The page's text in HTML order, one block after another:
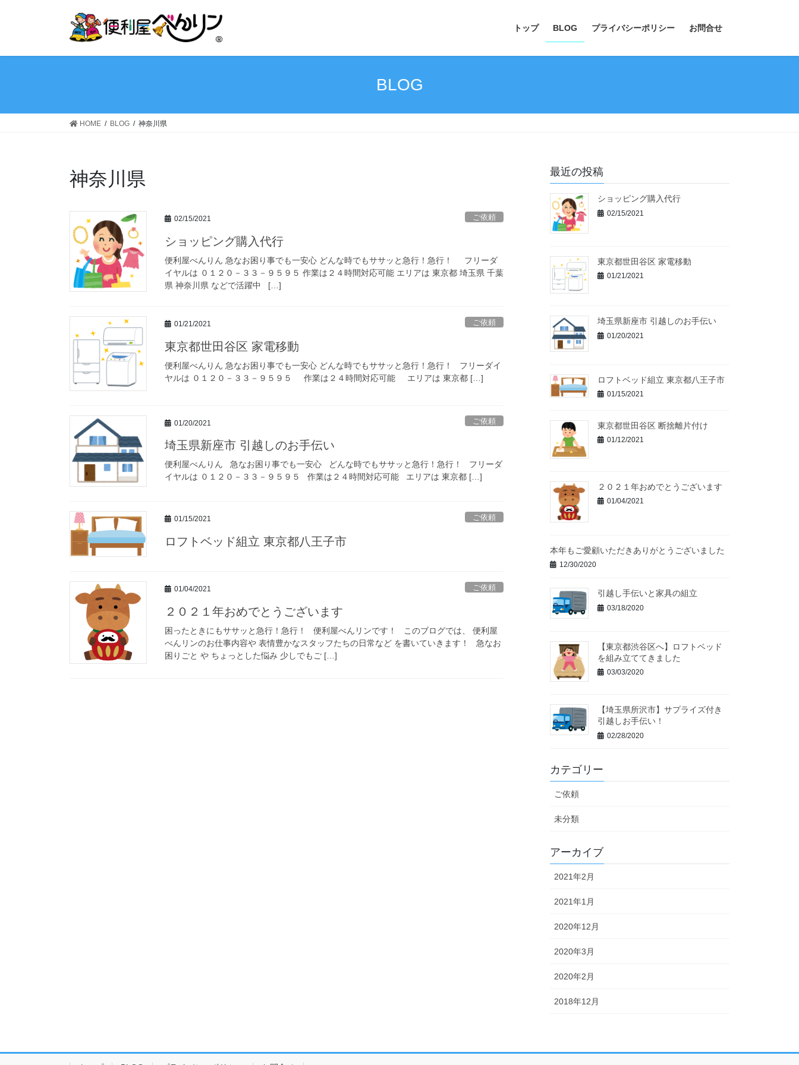
トップ BLOG プライバシーポリシー お問合せ
BLOG
HOME BLOG 神奈川県
神奈川県
02/15/2021 ご依頼
ショッピング購入代行
便利屋べんりん 急なお困り事でも一安心 どんな時でもササッと急行！急行！ フリーダ
イヤルは ０１２０－３３－９５９５ 作業は２４時間対応可能 エリアは 東京都 埼玉県 千葉
県 神奈川県 などで活躍中 […]
01/21/2021 ご依頼
東京都世田谷区 家電移動
便利屋べんりん 急なお困り事でも一安心 どんな時でもササッと急行！急行！ フリーダイ
ヤルは ０１２０－３３－９５９５ 作業は２４時間対応可能 エリアは 東京都 […]
01/20/2021 ご依頼
埼玉県新座市 引越しのお手伝い
便利屋べんりん 急なお困り事でも一安心 どんな時でもササッと急行！急行！ フリーダ
イヤルは ０１２０－３３－９５９５ 作業は２４時間対応可能 エリアは 東京都 […]
01/15/2021 ご依頼
ロフトベッド組立 東京都八王子市
01/04/2021 ご依頼
２０２１年おめでとうございます
困ったときにもササッと急行！急行！ 便利屋べんリンです！ このブログでは、 便利屋
べんリンのお仕事内容や 表情豊かなスタッフたちの日常など を書いていきます！ 急なお
困りごと や ちょっとした悩み 少しでもご […]
最近の投稿
ショッピング購入代行
02/15/2021
東京都世田谷区 家電移動
01/21/2021
埼玉県新座市 引越しのお手伝い
01/20/2021
ロフトベッド組立 東京都八王子市
01/15/2021
東京都世田谷区 断捨離片付け
01/12/2021
２０２１年おめでとうございます
01/04/2021
本年もご愛顧いただきありがとうございました
12/30/2020
引越し手伝いと家具の組立
03/18/2020
【東京都渋谷区へ】ロフトベッド
を組み立ててきました
03/03/2020
【埼玉県所沢市】サプライズ付き
引越しお手伝い！
02/28/2020
カテゴリー
ご依頼
未分類
アーカイブ
2021年2月
2021年1月
2020年12月
2020年3月
2020年2月
2018年12月